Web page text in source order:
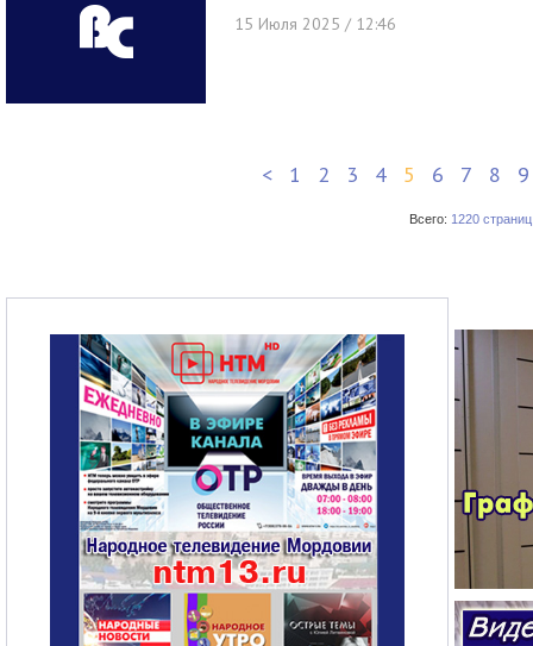
15 Июля 2025 / 12:46
< 1 2 3 4 5 6 7 8 9
Всего: 1220 страниц